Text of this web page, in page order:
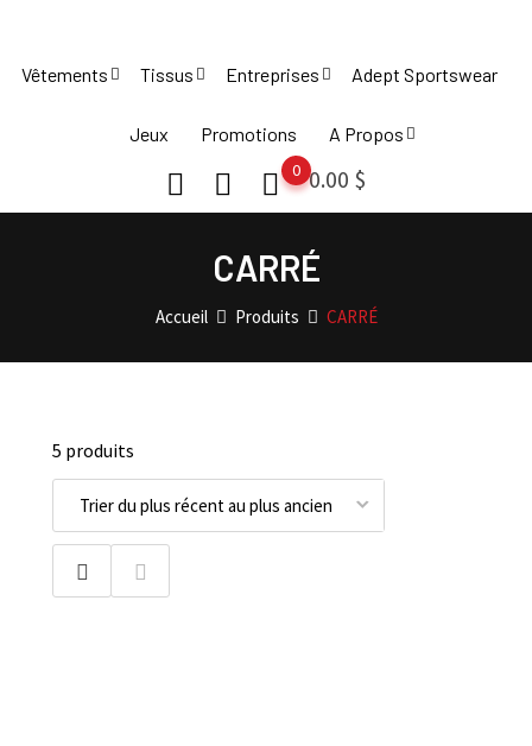
content
Vêtements Tissus Entreprises Adept Sportswear
Jeux Promotions A Propos
0.00 $
0
CARRÉ
Accueil Produits CARRÉ
5 produits